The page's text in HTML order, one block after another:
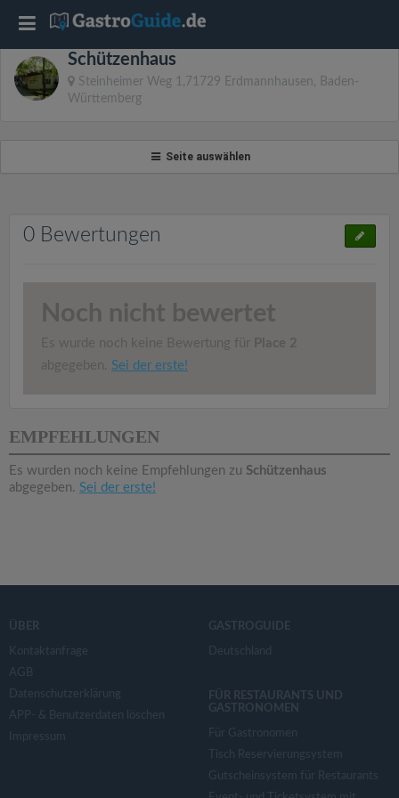
Schützenhaus
Steinheimer Weg 1,71729 Erdmannhausen, Baden-
Württemberg
Seite auswählen
0 Bewertungen
Noch nicht bewertet
Es wurde noch keine Bewertung für Place 2
abgegeben. Sei der erste!
EMPFEHLUNGEN
Es wurden noch keine Empfehlungen zu Schützenhaus
abgegeben. Sei der erste!
ÜBER
Kontaktanfrage
AGB
Datenschutzerklärung
APP- & Benutzerdaten löschen
Impressum
GASTROGUIDE
Deutschland
FÜR RESTAURANTS UND
GASTRONOMEN
Für Gastronomen
Tisch Reservierungsystem
Gutscheinsystem für Restaurants
T
o
i
g
t